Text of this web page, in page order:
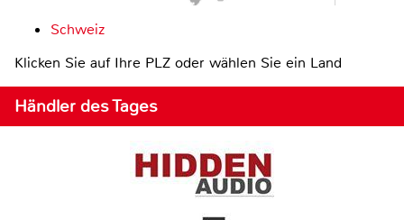
Schweiz
Klicken Sie auf Ihre PLZ oder wählen Sie ein Land
Händler des Tages